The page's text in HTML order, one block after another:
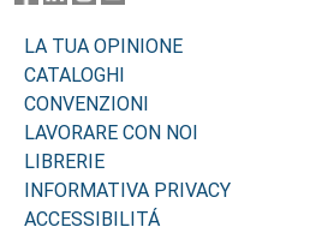
LA TUA OPINIONE
CATALOGHI
CONVENZIONI
LAVORARE CON NOI
LIBRERIE
INFORMATIVA PRIVACY
ACCESSIBILITÁ